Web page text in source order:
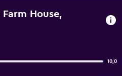
House,
10,0